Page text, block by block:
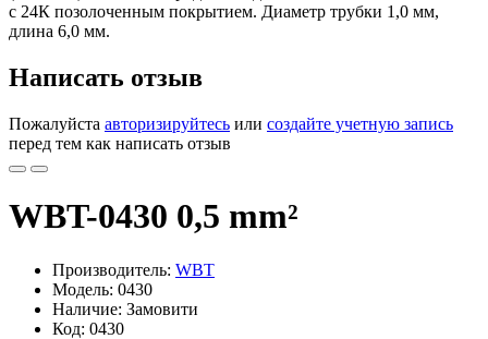
с 24К позолоченным покрытием. Диаметр трубки 1,0 мм,
длина 6,0 мм.
Написать отзыв
Пожалуйста авторизируйтесь или создайте учетную запись
перед тем как написать отзыв
WBT-0430 0,5 mm²
Производитель: WBT
Модель: 0430
Наличие: Замовити
Код: 0430